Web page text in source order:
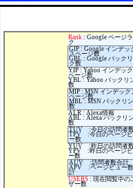
Rank : Google ページ
ク
GIP : Google インデッ
スページ数
GBL : Google バック
ク数
YIP : Yahoo インデッ
ページ数
YBL : Yahoo バックリ
数
MIP : MSN インデック
ページ数
MBL : MSN バックリ
数
ALR : Alexa情報
ABL : Alexa バックリ
数
TUV :今日の訪問者
TPV :今日のページ
ー数
YUV :昨日の訪問者
YPV :昨日のページ
ー数
AUV :訪問者数合計
APV :ページビュー
計
USERS : 現在閲覧中の
ザー数